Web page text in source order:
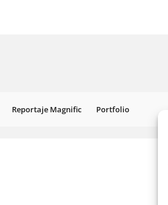
Reportaje Magnific Portfolio